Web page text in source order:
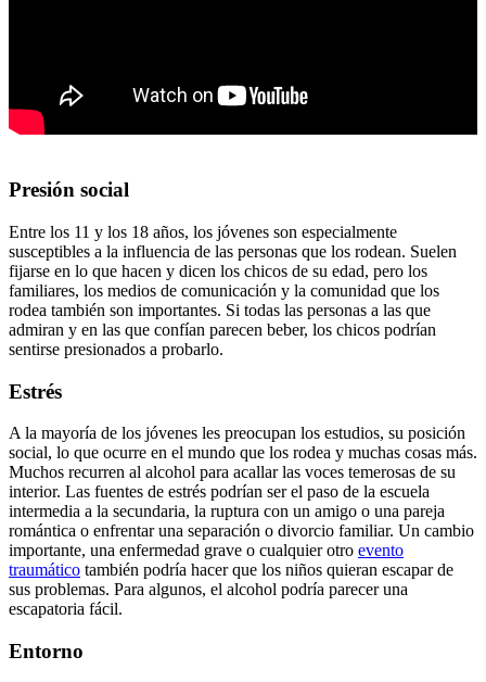
Presión social
Entre los 11 y los 18 años, los jóvenes son especialmente
susceptibles a la influencia de las personas que los rodean. Suelen
fijarse en lo que hacen y dicen los chicos de su edad, pero los
familiares, los medios de comunicación y la comunidad que los
rodea también son importantes. Si todas las personas a las que
admiran y en las que confían parecen beber, los chicos podrían
sentirse presionados a probarlo.
Estrés
A la mayoría de los jóvenes les preocupan los estudios, su posición
social, lo que ocurre en el mundo que los rodea y muchas cosas más.
Muchos recurren al alcohol para acallar las voces temerosas de su
interior. Las fuentes de estrés podrían ser el paso de la escuela
intermedia a la secundaria, la ruptura con un amigo o una pareja
romántica o enfrentar una separación o divorcio familiar. Un cambio
importante, una enfermedad grave o cualquier otro evento
traumático también podría hacer que los niños quieran escapar de
sus problemas. Para algunos, el alcohol podría parecer una
escapatoria fácil.
Entorno